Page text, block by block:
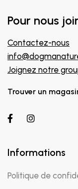
Pour nous
Contactez-nous
Joignez notre
Trouver un
Informations
Politique de